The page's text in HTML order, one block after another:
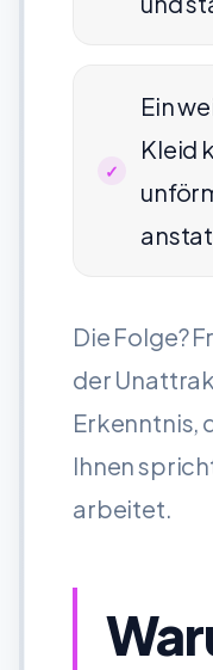
Ein
Kleid
Die Folge?
der
Erkenntnis,
Ihnen
arbeitet.